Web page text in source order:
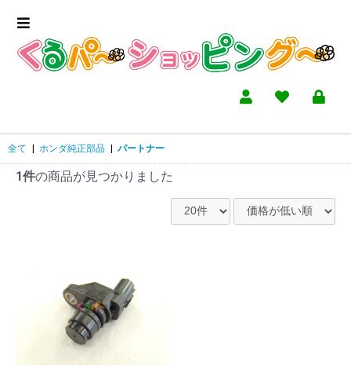
全て ホンダ純正部品 パートナー
1件の商品が見つかりました